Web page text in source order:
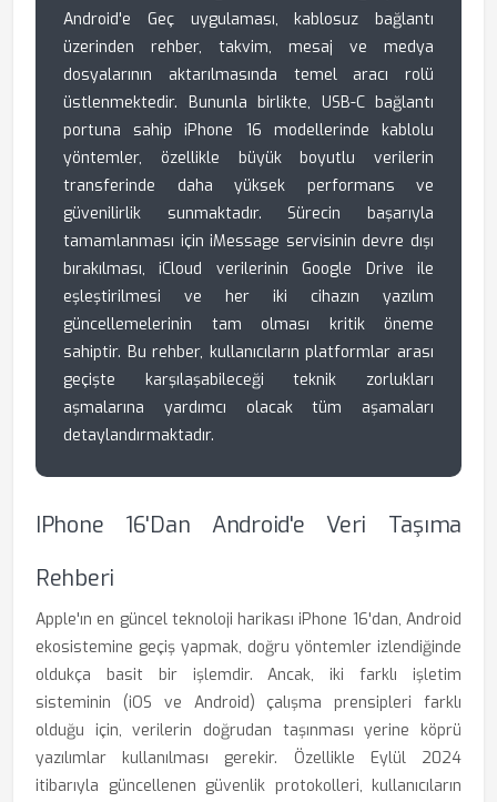
Android'e Geç uygulaması, kablosuz bağlantı
üzerinden rehber, takvim, mesaj ve medya
dosyalarının aktarılmasında temel aracı rolü
üstlenmektedir. Bununla birlikte, USB-C bağlantı
portuna sahip iPhone 16 modellerinde kablolu
yöntemler, özellikle büyük boyutlu verilerin
transferinde daha yüksek performans ve
güvenilirlik sunmaktadır. Sürecin başarıyla
tamamlanması için iMessage servisinin devre dışı
bırakılması, iCloud verilerinin Google Drive ile
eşleştirilmesi ve her iki cihazın yazılım
güncellemelerinin tam olması kritik öneme
sahiptir. Bu rehber, kullanıcıların platformlar arası
geçişte karşılaşabileceği teknik zorlukları
aşmalarına yardımcı olacak tüm aşamaları
detaylandırmaktadır.
IPhone 16'dan Android'e Veri Taşıma
Rehberi
Apple'ın en güncel teknoloji harikası iPhone 16'dan, Android
ekosistemine geçiş yapmak, doğru yöntemler izlendiğinde
oldukça basit bir işlemdir. Ancak, iki farklı işletim
sisteminin (iOS ve Android) çalışma prensipleri farklı
olduğu için, verilerin doğrudan taşınması yerine köprü
yazılımlar kullanılması gerekir. Özellikle Eylül 2024
itibarıyla güncellenen güvenlik protokolleri, kullanıcıların